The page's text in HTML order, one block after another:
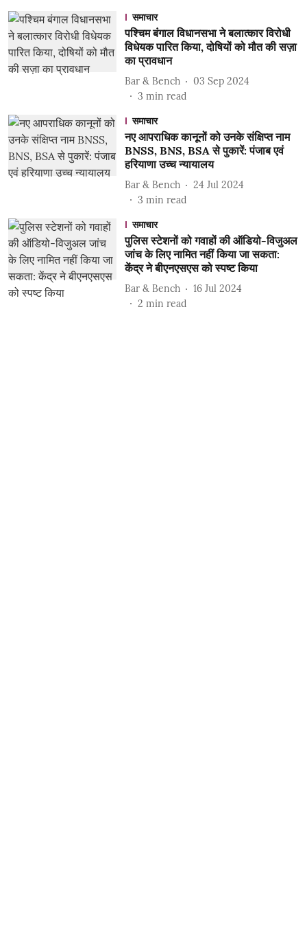
समाचार
पश्चिम बंगाल विधानसभा ने बलात्कार विरोधी
विधेयक पारित किया, दोषियों को मौत की सज़ा
का प्रावधान
Bar & Bench
03 Sep 2024
3 min read
समाचार
नए आपराधिक कानूनों को उनके संक्षिप्त नाम
BNSS, BNS, BSA से पुकारें: पंजाब एवं
हरियाणा उच्च न्यायालय
Bar & Bench
24 Jul 2024
3 min read
समाचार
पुलिस स्टेशनों को गवाहों की ऑडियो-विजुअल
जांच के लिए नामित नहीं किया जा सकता:
केंद्र ने बीएनएसएस को स्पष्ट किया
Bar & Bench
16 Jul 2024
2 min read